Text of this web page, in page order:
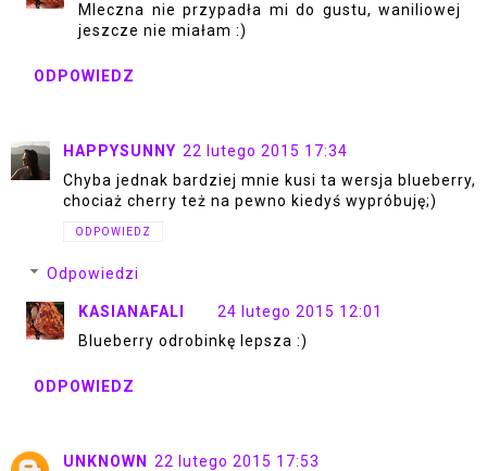
Mleczna nie przypadła mi do gustu, waniliowej
jeszcze nie miałam :)
ODPOWIEDZ
HAPPYSUNNY 22 lutego 2015 17:34
Chyba jednak bardziej mnie kusi ta wersja blueberry,
chociaż cherry też na pewno kiedyś wypróbuję;)
ODPOWIEDZ
Odpowiedzi
KASIANAFALI
24 lutego 2015 12:01
Blueberry odrobinkę lepsza :)
ODPOWIEDZ
UNKNOWN
22 lutego 2015 17:53